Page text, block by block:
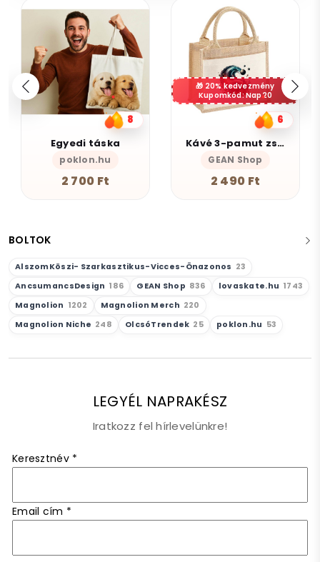
BOLTOK
AlszomKöszi- Szarkasztikus-Vicces-Önazonos 23
AncsumancsDesign 186 GEAN Shop 836 lovaskate.hu 1743
Magnolion 1202 Magnolion Merch 220
Magnolion Niche 248 OlcsóTrendek 25 poklon.hu 53
8
Egyedi táska
poklon.hu
2 700 Ft
20% kedvezmény
Kupomkód: Nap20
6
Kávé 3-pamut zsebes juta midi bevásárlótáska
GEAN Shop
2 490 Ft
LEGYÉL NAPRAKÉSZ
Iratkozz fel hírlevelünkre!
Keresztnév *
Email cím *